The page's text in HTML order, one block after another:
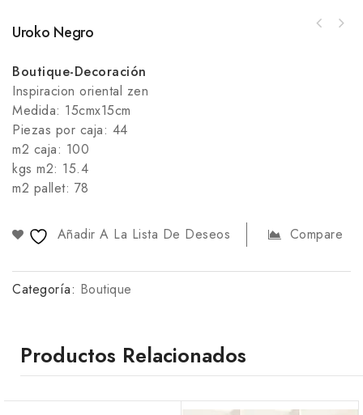
Uroko Negro
Boutique-Decoración
Inspiracion oriental zen
Medida: 15cmx15cm
Piezas por caja: 44
m2 caja: 100
kgs m2: 15.4
m2 pallet: 78
Añadir A La Lista De Deseos Compare
Categoría: Boutique
Productos Relacionados